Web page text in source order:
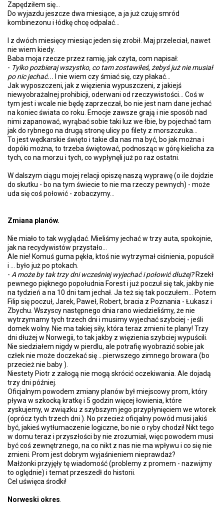
Zapędziłem się...
Do wyjazdu jeszcze dwa miesiące, a ja już czuję smród
kombinezonu i łódkę chcę odpalać...
I z dwóch miesięcy miesiąc jeden się zrobił. Maj przeleciał, nawet
nie wiem kiedy.
Baba moja rzecze przez ramię, jak czyta, com napisał:
- Tylko pozbieraj wszystko, co tam zostawiłeś, żebyś już nie musiał
po nic jechać...
I nie wiem czy śmiać się, czy płakać...
Jak wyposzczeni, jak z więzienia wypuszczeni, z jakiejś
niewyobrażalnej prohibicji, oderwani od rzeczywistości... Coś w
tym jest i wcale nie będę zaprzeczał, bo nie jest nam dane jechać
na koniec świata co roku. Emocje zawsze grają i nie sposób nad
nimi zapanować, wyrąbać sobie taki luz we łbie, by pojechać tam
jak do rybnego na drugą stronę ulicy po filety z morszczuka...
To jest wędkarskie święto i takie dla nas ma być, bo jak można i
dopóki można, to trzeba świętować, podnosząc w górę kielicha za
tych, co na morzu i tych, co wypłynęli już po raz ostatni.
W dalszym ciągu mojej relacji opiszę naszą wyprawę (o ile dojdzie
do skutku - bo na tym świecie to nie ma rzeczy pewnych) - może
uda się coś połowić - zobaczymy...
Zmiana planów.
Nie miało to tak wyglądać. Mieliśmy jechać w trzy auta, spokojnie,
jak na recydywistów przystało...
Ale nie! Komuś guma pękła, ktoś nie wytrzymał ciśnienia, popuścił
i ... było już po ptokach.
- A może by tak trzy dni wcześniej wyjechać i połowić dłużej?Rzekł
pewnego pięknego popołudnia Forest i już poczuł się tak, jakby nie
na tydzień a na 10 dni tam jechał. Ja też się tak poczułem... Potem
Filip się poczuł, Jarek, Paweł, Robert, bracia z Poznania - Łukasz i
Zbychu. Wszyscy następnego dnia rano wiedzieliśmy, że nie
wytrzymamy tych trzech dni i musimy wyjechać szybciej - jeśli
domek wolny. Nie ma takiej siły, która teraz zmieni te plany! Trzy
dni dłużej w Norwegii, to tak jakby z więzienia szybciej wypuścili.
Nie siedziałem nigdy w pierdlu, ale potrafię wyobrazić sobie jak
człek nie może doczekać się ...pierwszego zimnego browara (bo
przecież nie baby ).
Niestety Piotr z załogą nie mogą skrócić oczekiwania. Ale dojadą
trzy dni później.
Oficjalnym powodem zmiany planów był miejscowy prom, który
pływa w szkocką kratkę i 5 godzin więcej łowienia, które
zyskujemy, w związku z szybszym jego przypłynięciem we wtorek
(oprócz tych trzech dni ). No przecież oficjalny powód musi jakiś
być, jakieś wytłumaczenie logiczne, bo nie o ryby chodzi! Nikt tego
w domu teraz i przyszłości by nie zrozumiał, więc powodem musi
być coś zewnętrznego, na co nikt z nas nie ma wpływu i co się nie
zmieni. Prom jest dobrym wyjaśnieniem nieprawdaż?
Małżonki przyjęły tę wiadomość (problemy z promem - nazwijmy
to oględnie) i temat przeszedł do historii.
Cel uświęca środki!
Norweski okres